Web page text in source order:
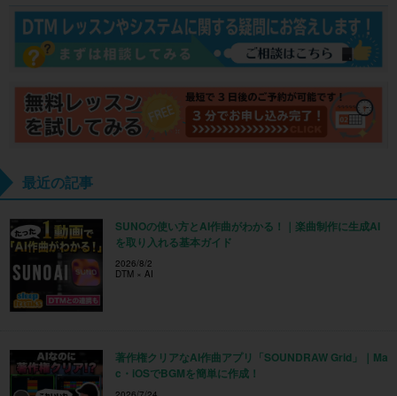
最近の記事
SUNOの使い方とAI作曲がわかる！｜楽曲制作に生成AI
を取り入れる基本ガイド
2026/8/2
DTM × AI
著作権クリアなAI作曲アプリ「SOUNDRAW Grid」｜Ma
c・iOSでBGMを簡単に作成！